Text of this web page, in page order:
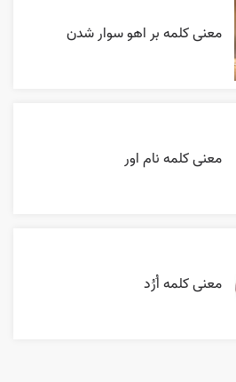
معنی کلمه بر اهو سوار شدن
معنی کلمه نام اور
معنی کلمه اُرُد